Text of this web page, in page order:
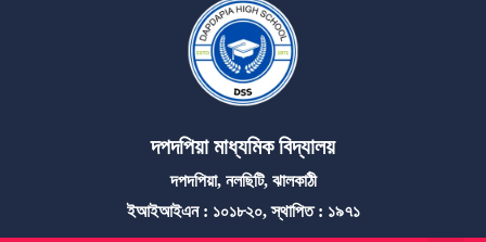
দপদপিয়া মাধ্যমিক বিদ্যালয়
দপদপিয়া, নলছিটি, ঝালকাঠী
ইআইআইএন : ১০১৮২০, স্থাপিত : ১৯৭১